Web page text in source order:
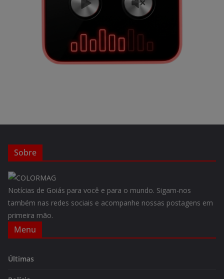
Sobre
Notícias de Goiás para você e para o mundo. Sigam-nos
também nas redes sociais e acompanhe nossas postagens em
primeira mão.
Menu
Últimas